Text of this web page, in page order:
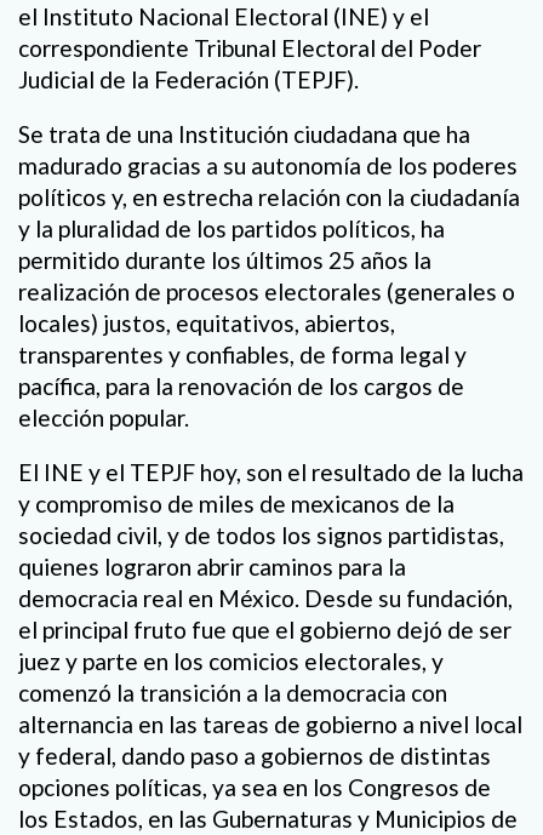
el Instituto Nacional Electoral (INE) y el
correspondiente Tribunal Electoral del Poder
Judicial de la Federación (TEPJF).
Se trata de una Institución ciudadana que ha
madurado gracias a su autonomía de los poderes
políticos y, en estrecha relación con la ciudadanía
y la pluralidad de los partidos políticos, ha
permitido durante los últimos 25 años la
realización de procesos electorales (generales o
locales) justos, equitativos, abiertos,
transparentes y confiables, de forma legal y
pacífica, para la renovación de los cargos de
elección popular.
El INE y el TEPJF hoy, son el resultado de la lucha
y compromiso de miles de mexicanos de la
sociedad civil, y de todos los signos partidistas,
quienes lograron abrir caminos para la
democracia real en México. Desde su fundación,
el principal fruto fue que el gobierno dejó de ser
juez y parte en los comicios electorales, y
comenzó la transición a la democracia con
alternancia en las tareas de gobierno a nivel local
y federal, dando paso a gobiernos de distintas
opciones políticas, ya sea en los Congresos de
los Estados, en las Gubernaturas y Municipios de